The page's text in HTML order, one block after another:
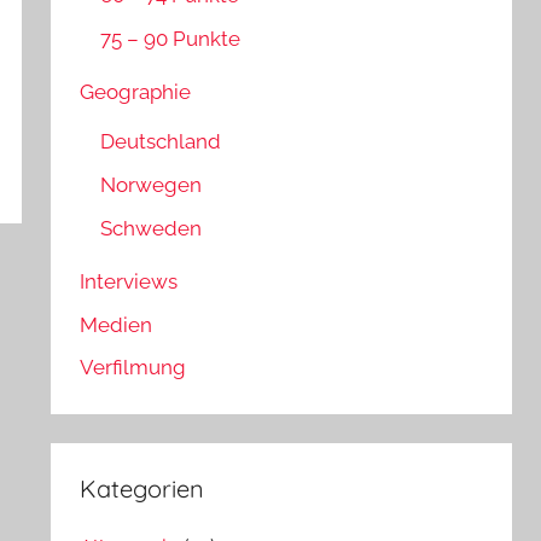
75 – 90 Punkte
Geographie
Deutschland
Norwegen
Schweden
Interviews
Medien
Verfilmung
Kategorien